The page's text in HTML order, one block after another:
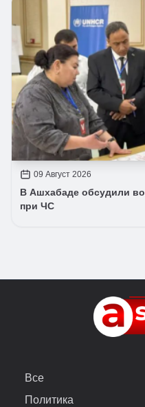
09 Август 2026
В Ашхабаде обсудили
при ЧС
Все
Политика